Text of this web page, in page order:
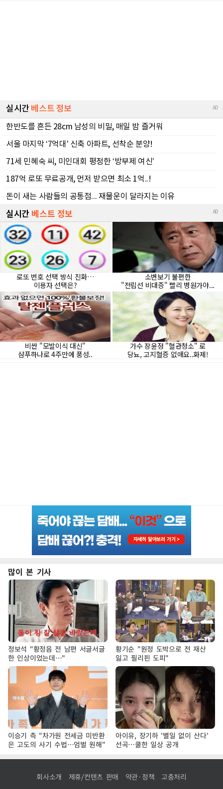
많이 본 기사
정보석 "황정음 전 남편 서글서글
한 인상이었는데…"
황기순 "원정 도박으로 전 재산
잃고 필리핀 도피"
이승기 측 "차가원 전세금 미반환
은 고도의 사기 수법…엄벌 원해"
아이유, 장기하 '별일 없이 산다'
선곡…쿨한 일상 공개
회사소개 제휴/컨텐츠 판매 약관·정책 고충처리